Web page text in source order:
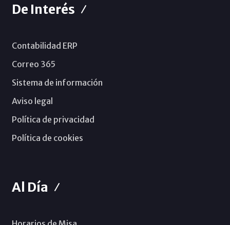
De Interés
Contabilidad ERP
Correo 365
Sistema de información
Aviso legal
Política de privacidad
Política de cookies
Al Día